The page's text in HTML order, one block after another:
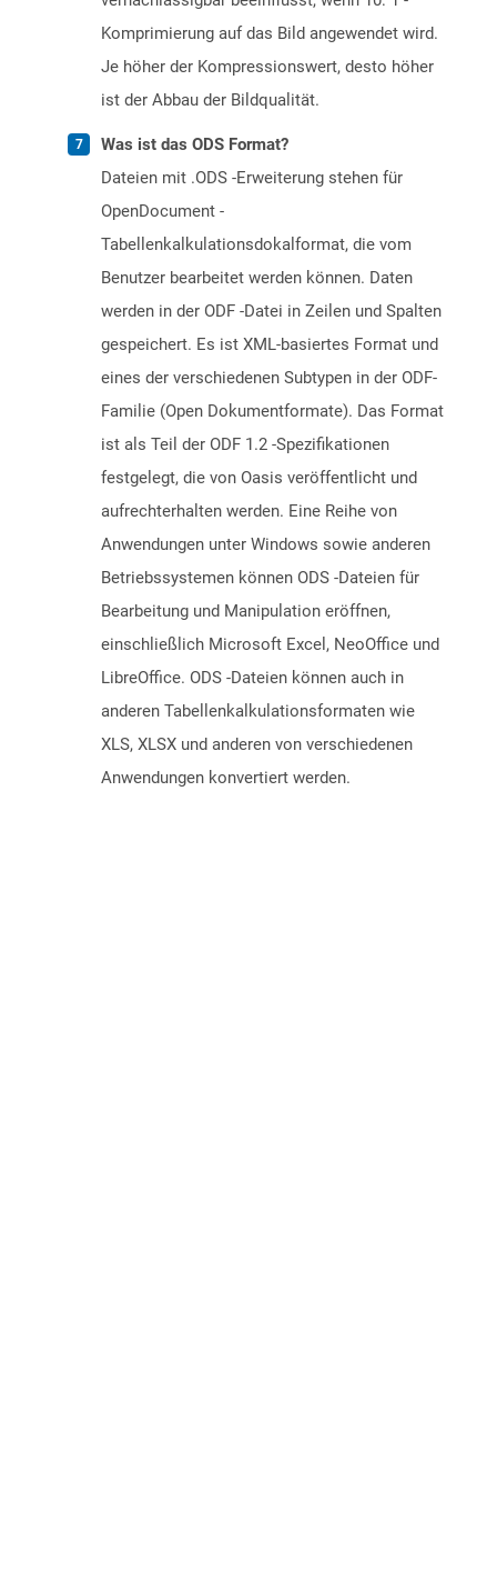
Komprimierung auf das Bild angewendet wird.
Je höher der Kompressionswert, desto höher
ist der Abbau der Bildqualität.
Was ist das ODS Format?
Dateien mit .ODS -Erweiterung stehen für
OpenDocument -
Tabellenkalkulationsdokalformat, die vom
Benutzer bearbeitet werden können. Daten
werden in der ODF -Datei in Zeilen und Spalten
gespeichert. Es ist XML-basiertes Format und
eines der verschiedenen Subtypen in der ODF-
Familie (Open Dokumentformate). Das Format
ist als Teil der ODF 1.2 -Spezifikationen
festgelegt, die von Oasis veröffentlicht und
aufrechterhalten werden. Eine Reihe von
Anwendungen unter Windows sowie anderen
Betriebssystemen können ODS -Dateien für
Bearbeitung und Manipulation eröffnen,
einschließlich Microsoft Excel, NeoOffice und
LibreOffice. ODS -Dateien können auch in
anderen Tabellenkalkulationsformaten wie
XLS, XLSX und anderen von verschiedenen
Anwendungen konvertiert werden.